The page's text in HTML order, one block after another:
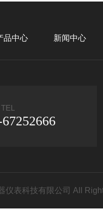
品中心 新闻中心
仪表科技有限公司 All